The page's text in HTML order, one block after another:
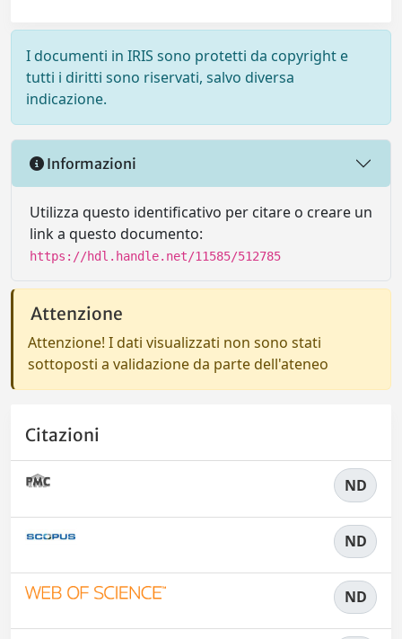
I documenti in IRIS sono protetti da copyright e
tutti i diritti sono riservati, salvo diversa
indicazione.
Informazioni
Utilizza questo identificativo per citare o creare un
link a questo documento:
https://hdl.handle.net/11585/512785
Attenzione
Attenzione! I dati visualizzati non sono stati
sottoposti a validazione da parte dell'ateneo
Citazioni
ND
ND
ND